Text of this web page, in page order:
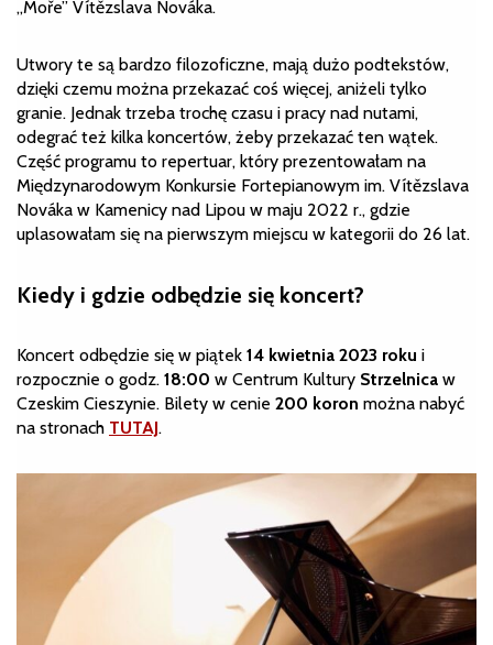
„Moře” Vítězslava Nováka.
Utwory te są bardzo filozoficzne, mają dużo podtekstów,
dzięki czemu można przekazać coś więcej, aniżeli tylko
granie. Jednak trzeba trochę czasu i pracy nad nutami,
odegrać też kilka koncertów, żeby przekazać ten wątek.
Część programu to repertuar, który prezentowałam na
Międzynarodowym Konkursie Fortepianowym im. Vítězslava
Nováka w Kamenicy nad Lipou w maju 2022 r., gdzie
uplasowałam się na pierwszym miejscu w kategorii do 26 lat.
Kiedy i gdzie odbędzie się koncert?
Koncert odbędzie się w piątek 14 kwietnia 2023 roku i
rozpocznie o godz. 18:00 w Centrum Kultury Strzelnica w
Czeskim Cieszynie. Bilety w cenie 200 koron można nabyć
na stronach TUTAJ.